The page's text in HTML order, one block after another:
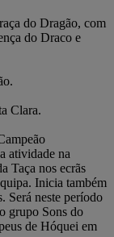
do Dragão, com
do Draco e
Clara.
atividade na
Taça nos ecrãs
Inicia também
Será neste período
grupo Sons do
de Hóquei em